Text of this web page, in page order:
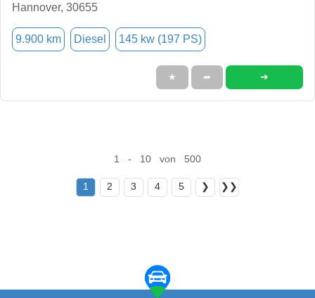
Hannover, 30655
9.900 km Diesel 145 kw (197 PS)
★ ➦ ➜
1 - 10 von 500
1 2 3 4 5 ❯ ❯❯